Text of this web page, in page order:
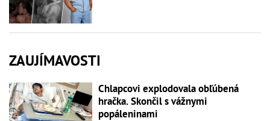
ZAUJÍMAVOSTI
Chlapcovi explodovala obľúbená
hračka. Skončil s vážnymi
popáleninami